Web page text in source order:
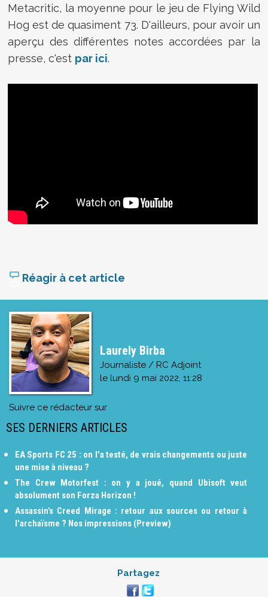
Metacritic, la moyenne pour le jeu de Flying Wild
Hog est de quasiment 73. D'ailleurs, pour avoir un
aperçu des différentes notes accordées par la
presse, c'est par ici.
Réagir à cet article
Laurely Birba
Journaliste / RC Adjoint
le lundi 9 mai 2022, 11:28
Suivre ce rédacteur sur
SES DERNIERS ARTICLES
EA Sports FC 25 : on l'a testé, de vrais changements ou juste
une mise à niveau ?
The Crew Motorfest : on y a joué, quand Ubisoft veut
absolument son Forza Horizon !
Assassin’s Creed Mirage : retour aux sources ou retour à
l'archaïsme ? Nos impressions (Preview)
Partagez